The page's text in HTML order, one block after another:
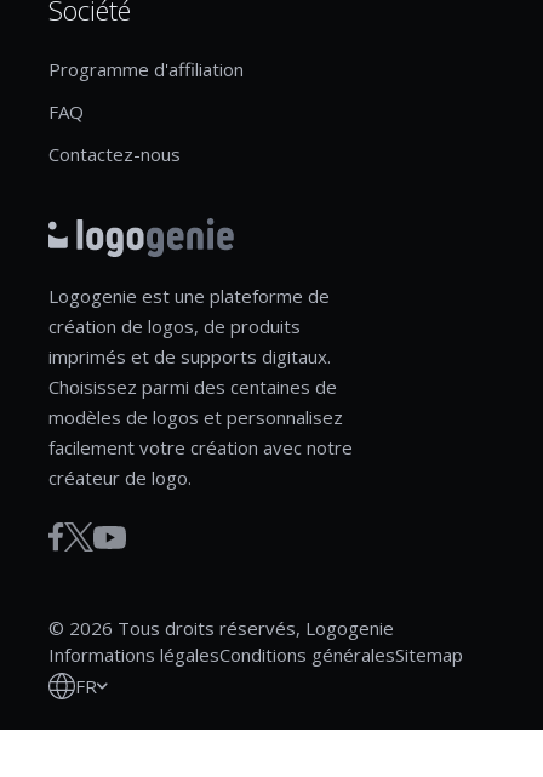
Société
Programme d'affiliation
FAQ
Contactez-nous
Logogenie est une plateforme de
création de logos, de produits
imprimés et de supports digitaux.
Choisissez parmi des centaines de
modèles de logos et personnalisez
facilement votre création avec notre
créateur de logo.
© 2026 Tous droits réservés, Logogenie
Informations légalesConditions généralesSitemap
FR